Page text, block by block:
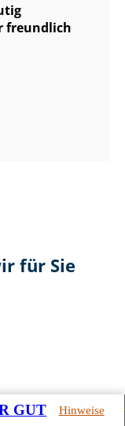
freundlich
für Sie
GUT Hinweise